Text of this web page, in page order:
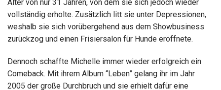
Alter von nur 31 Jahren, von dem sie sich jedoch wieder
vollständig erholte. Zusätzlich litt sie unter Depressionen,
weshalb sie sich vorübergehend aus dem Showbusiness
zurückzog und einen Frisiersalon für Hunde eröffnete.
Dennoch schaffte Michelle immer wieder erfolgreich ein
Comeback. Mit ihrem Album “Leben” gelang ihr im Jahr
2005 der große Durchbruch und sie erhielt dafür eine